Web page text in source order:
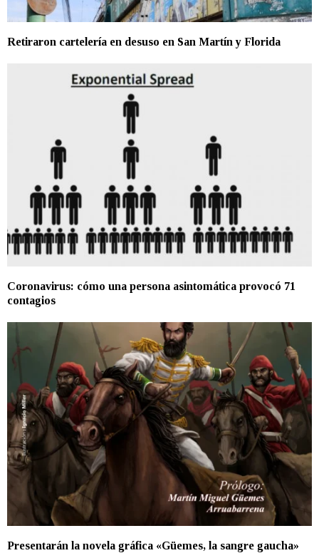
Retiraron cartelería en desuso en San Martín y Florida
Coronavirus: cómo una persona asintomática provocó 71
contagios
Presentarán la novela gráfica «Güemes, la sangre gaucha»